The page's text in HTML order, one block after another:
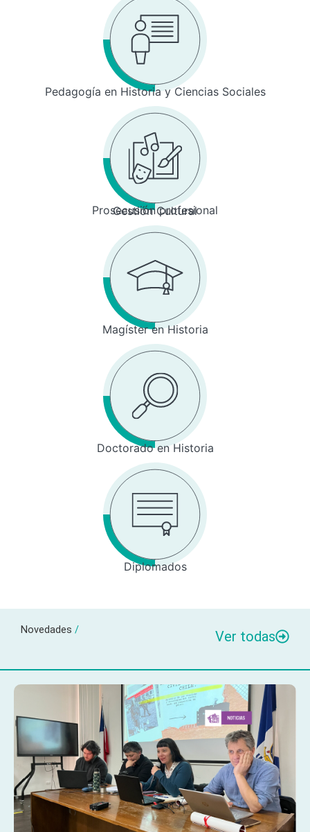
Pedagogía en Historia y Ciencias Sociales
Prosecusión profesional
Gestión Cultural
Magíster en Historia
Doctorado en Historia
Diplomados
Novedades / Ver todas